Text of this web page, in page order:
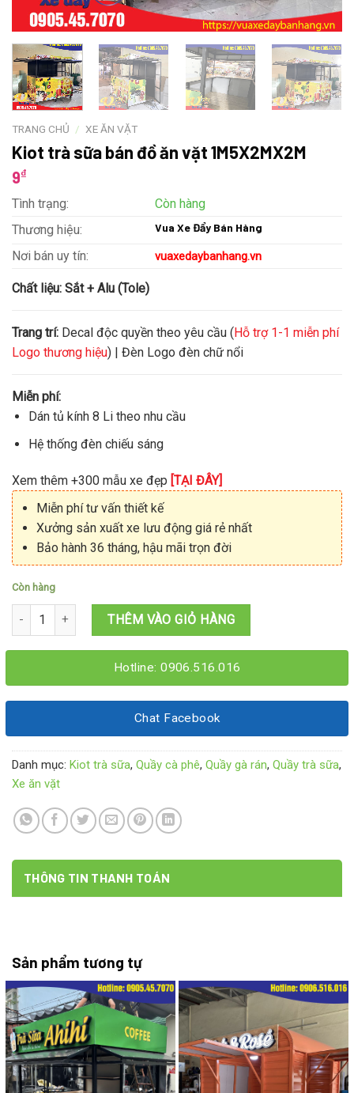
TRANG CHỦ / XE ĂN VẶT
Kiot trà sữa bán đồ ăn vặt 1M5X2MX2M
9₫
Tình trạng:
Còn hàng
Thương hiệu:
Vua Xe Đẩy Bán Hàng
Nơi bán uy tín: vuaxedaybanhang.vn
Chất liệu: Sắt + Alu (Tole)
Trang trí: Decal độc quyền theo yêu cầu ( Hỗ trợ 1-1 miễn phí
Logo thương hiệu) | Đèn Logo đèn chữ nổi
Miễn phí:
Dán tủ kính 8 Li theo nhu cầu
Hệ thống đèn chiếu sáng
Xem thêm +300 mẫu xe đẹp [TẠI ĐÂY]
Miễn phí tư vấn thiết kế
Xưởng sản xuất xe lưu động giá rẻ nhất
Bảo hành 36 tháng, hậu mãi trọn đời
Còn hàng
Kiot trà sữa bán đồ ăn vặt 1M5X2MX2M số lượng
THÊM VÀO GIỎ HÀNG
Hotline: 0906.516.016
Chat Facebook
Danh mục: Kiot trà sữa, Quầy cà phê, Quầy gà rán, Quầy trà sữa,
Xe ăn vặt
THÔNG TIN THANH TOÁN
Sản phẩm tương tự